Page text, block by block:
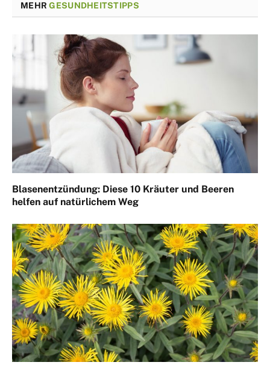
MEHRGESUNDHEITSTIPPS
Blasenentzündung: Diese 10 Kräuter und Beeren
helfen auf natürlichem Weg